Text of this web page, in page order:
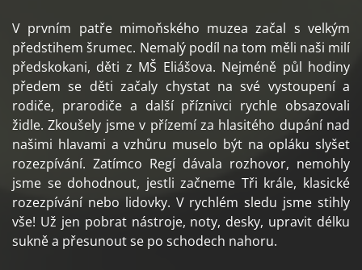
V prvním patře mimoňského muzea začal s velkým
předstihem šrumec. Nemalý podíl na tom měli naši milí
předskokani, děti z MŠ Eliášova. Nejméně půl hodiny
předem se děti začaly chystat na své vystoupení a
rodiče, prarodiče a další příznivci rychle obsazovali
židle. Zkoušely jsme v přízemí za hlasitého dupání nad
našimi hlavami a vzhůru muselo být na opláku slyšet
rozezpívání. Zatímco Regí dávala rozhovor, nemohly
jsme se dohodnout, jestli začneme Tři krále, klasické
rozezpívání nebo lidovky. V rychlém sledu jsme stihly
vše! Už jen pobrat nástroje, noty, desky, upravit délku
sukně a přesunout se po schodech nahoru.